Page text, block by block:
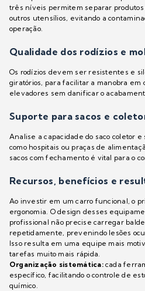
três níveis permitem separar produtos
outros utensílios, evitando a
operação.
Qualidade dos rodízios e
Os rodízios devem ser resistentes e
giratórios, para facilitar a manobra em
elevadores sem danificar o
Suporte para sacos e
Analise a capacidade do saco coletor
como hospitais ou praças de
sacos com fechamento é vital para o
Recursos, benefícios e
Ao investir em um carro funcional, o
ergonomia. O design desses
profissional não precise carregar
repetidamente, prevenindo lesões
Isso resulta em uma equipe mais
tarefas muito mais rápida.
Organização sistemática:cada
específico, facilitando o controle de
químico.